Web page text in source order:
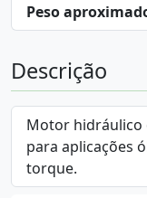
Peso
Descrição
Motor hidráulico
para aplicações
torque.